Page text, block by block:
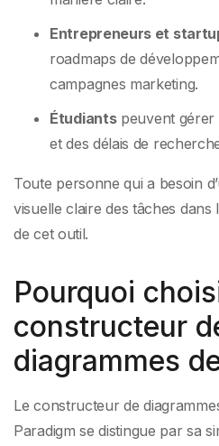
Entrepreneurs et
roadmaps de
campagnes marketing.
Étudiantspeuvent gérer
et des délais de
Toute personne qui a besoin
visuelle claire des tâches
de cet outil.
Pourquoi
constructeur
diagrammes
Le constructeur de
Paradigm se distingue par sa